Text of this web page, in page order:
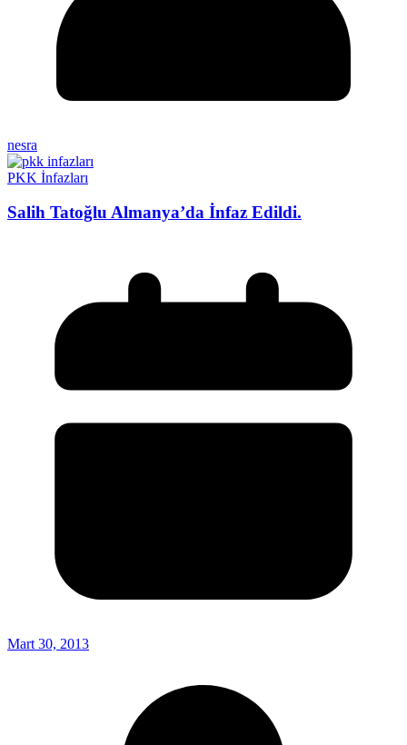
nesra
PKK İnfazları
Salih Tatoğlu Almanya’da İnfaz Edildi.
Mart 30, 2013